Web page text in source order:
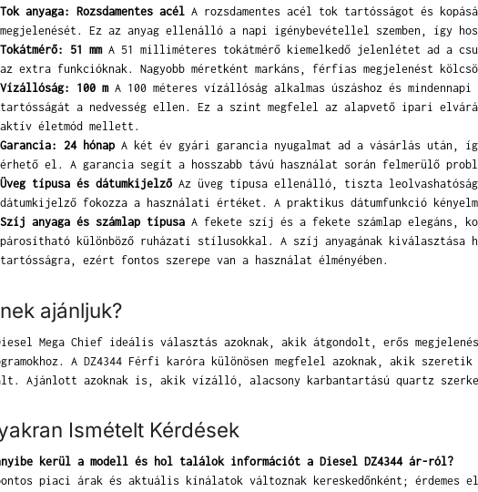
Tok anyaga: Rozsdamentes acélA rozsdamentes acél tok tartósságot és
megjelenését. Ez az anyag ellenálló a napi igénybevétellel szemben, így
Tokátmérő: 51 mmA 51 milliméteres tokátmérő kiemelkedő jelenlétet ad a
az extra funkcióknak. Nagyobb méretként markáns, férfias megjelenést
Vízállóság: 100 mA 100 méteres vízállóság alkalmas úszáshoz és
tartósságát a nedvesség ellen. Ez a szint megfelel az alapvető ipari
aktív életmód mellett.
Garancia: 24 hónapA két év gyári garancia nyugalmat ad a vásárlás után,
érhető el. A garancia segít a hosszabb távú használat során felmerülő
Üveg típusa és dátumkijelzőAz üveg típusa ellenálló, tiszta
dátumkijelző fokozza a használati értéket. A praktikus dátumfunkció
Szíj anyaga és számlap típusaA fekete szíj és a fekete számlap elegáns,
párosítható különböző ruházati stílusokkal. A szíj anyagának
tartósságra, ezért fontos szerepe van a használat élményében.
ajánljuk?
Mega Chief ideális választás azoknak, akik átgondolt, erős
A DZ4344 Férfi karóra különösen megfelel azoknak, akik
Ajánlott azoknak is, akik vízálló, alacsony karbantartású quartz
Ismételt Kérdések
kerül a modell és hol találok információt a Diesel DZ4344 ár-ról?
piaci árak és aktuális kínálatok változnak kereskedőnként; érdemes